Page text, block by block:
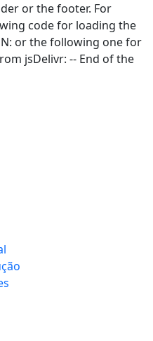
or the footer. For
code for loading the
or the following one for
jsDelivr: -- End of the